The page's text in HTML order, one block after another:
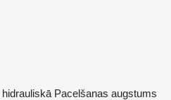
hidrauliskā Pacelšanas augstums